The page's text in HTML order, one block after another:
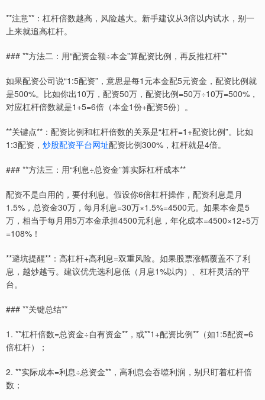
**注意**：杠杆倍数越高，风险越大。新手建议从3倍以内试水，别一
上来就追高杠杆。
### **方法二：用“配资金额÷本金”算配资比例，再反推杠杆**
如果配资公司说“1:5配资”，意思是每1元本金配5元资金，配资比例就
是500%。比如你出10万，配资50万，配资比例=50万÷10万=500%，
对应杠杆倍数就是1+5=6倍（本金1份+配资5份）。
**关键点**：配资比例和杠杆倍数的关系是“杠杆=1+配资比例”。比如
1:3配资， 炒股配资平台网址配资比例300%，杠杆就是4倍。
### **方法三：用“利息÷总资金”算实际杠杆成本**
配资不是白用的，要付利息。假设你6倍杠杆操作，配资利息是月
1.5%，总资金30万，每月利息=30万×1.5%=4500元。如果本金是5
万，相当于每月用5万本金承担4500元利息，年化成本=4500×12÷5万
=108%！
**避坑提醒**：高杠杆+高利息=双重风险。如果股票涨幅覆盖不了利
息，越炒越亏。建议优先选利息低（月息1%以内）、杠杆灵活的平
台。
### **关键总结**
1. **杠杆倍数=总资金÷自有资金**，或**1+配资比例**（如1:5配资=6
倍杠杆）；
2. **实际成本=利息÷总资金**，高利息会吞噬利润，别只盯着杠杆倍
数；